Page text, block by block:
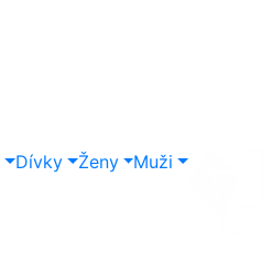
Dívky Ženy Muži